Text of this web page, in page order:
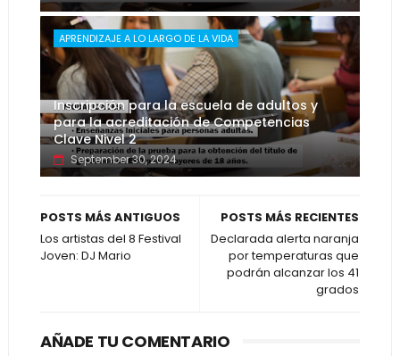
APRENDIZAJE A LO LARGO DE LA VIDA
Inscripción para la escuela de adultos y
para la acreditación de Competencias
Clave Nivel 2
September 30, 2024
POSTS MÁS RECIENTES
Declarada alerta naranja
por temperaturas que
podrán alcanzar los 41
grados
POSTS MÁS ANTIGUOS
Los artistas del 8 Festival
Joven: DJ Mario
AÑADE TU COMENTARIO